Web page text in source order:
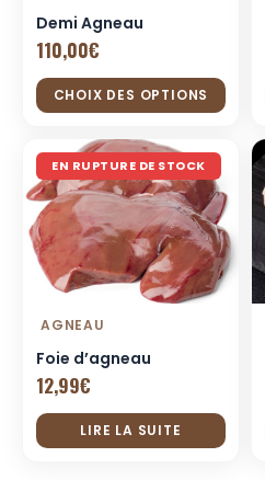
Demi Agneau
110,00€
CHOIX DES OPTIONS
produit
a
plusieurs
variations.
Les
options
choisies
sur
page
EN RUPTURE DE STOCK
AGNEAU
Foie d’agneau
12,99€
LIRE LA SUITE